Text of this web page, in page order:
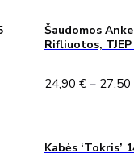
Šaudomos
Rifliuotos, TJEP
24,90 € – 27,50
Kabės ‘Tokris’